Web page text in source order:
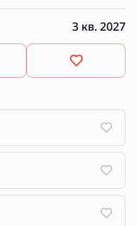
3 кв. 2027